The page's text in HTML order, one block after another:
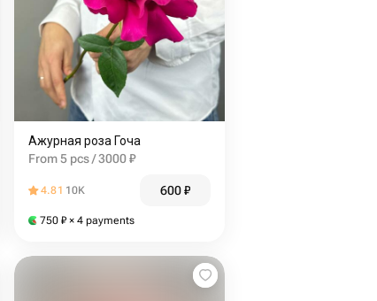
Ажурная роза Гоча
From 5 pcs / 3000 ₽
4.81 10K 600₽
750 ₽ × 4 payments